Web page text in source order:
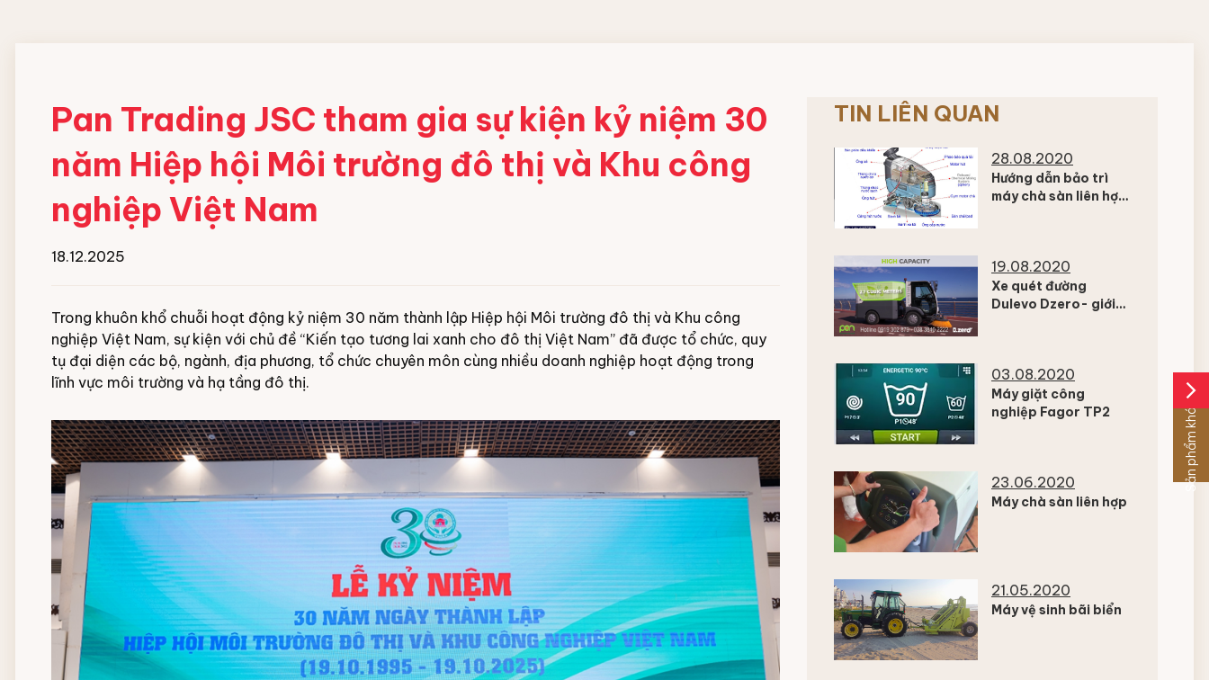
Pan Trading JSC tham gia sự kiện kỷ niệm 30
năm Hiệp hội Môi trường đô thị và Khu công
nghiệp Việt Nam
18.12.2025
Trong khuôn khổ chuỗi hoạt động kỷ niệm 30 năm thành lập Hiệp hội Môi trường đô thị và Khu công
nghiệp Việt Nam, sự kiện với chủ đề “Kiến tạo tương lai xanh cho đô thị Việt Nam” đã được tổ chức, quy
tụ đại diện các bộ, ngành, địa phương, tổ chức chuyên môn cùng nhiều doanh nghiệp hoạt động trong
lĩnh vực môi trường và hạ tầng đô thị.
TIN LIÊN QUAN
28.08.2020
Hướng dẫn bảo trì
máy chà sàn liên hợp
19.08.2020
Xe quét đường
Dulevo Dzero- giới
03.08.2020
Máy giặt công
nghiệp Fagor TP2
23.06.2020
Máy chà sàn liên hợp
21.05.2020
Máy vệ sinh bãi biển
arrow_forward_ios
Sản phẩm khác